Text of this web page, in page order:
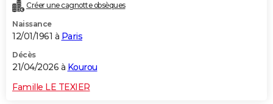
Créer une cagnotte obsèques
Naissance
12/01/1961 à Paris
Décès
21/04/2026 à Kourou
Famille LE TEXIER